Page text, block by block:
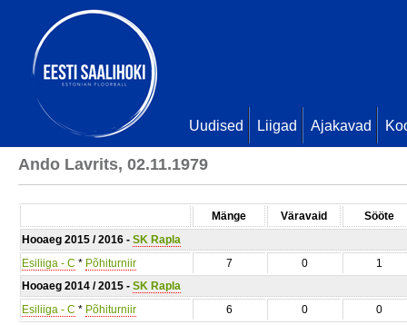
Uudised Liigad Ajakavad
Ando Lavrits, 02.11.1979
Mänge Väravaid
Sööte
Hooaeg 2015 / 2016 - SK Rapla
Esiliiga - C * Põhiturniir 7 0
1
Hooaeg 2014 / 2015 - SK Rapla
Esiliiga - C * Põhiturniir 6 0 0